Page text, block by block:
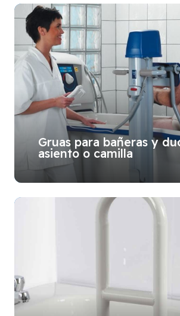
Gruas para bañeras y
asiento o camilla